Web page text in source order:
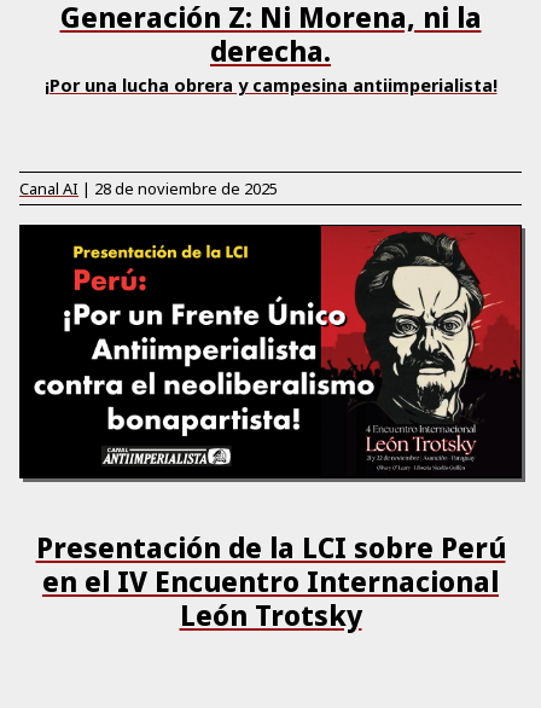
Generación Z: Ni Morena, ni la
derecha.
¡Por una lucha obrera y campesina antiimperialista!
Canal AI | 28 de noviembre de 2025
Presentación de la LCI sobre Perú
en el IV Encuentro Internacional
León Trotsky